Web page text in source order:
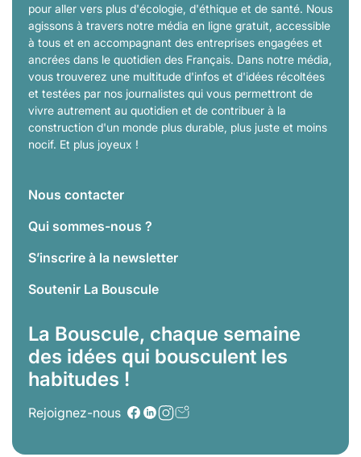
pour aller vers plus d'écologie, d'éthique et de santé. Nous
agissons à travers notre média en ligne gratuit, accessible
à tous et en accompagnant des entreprises engagées et
ancrées dans le quotidien des Français. Dans notre média,
vous trouverez une multitude d'infos et d'idées récoltées
et testées par nos journalistes qui vous permettront de
vivre autrement au quotidien et de contribuer à la
construction d'un monde plus durable, plus juste et moins
nocif. Et plus joyeux !
Nous contacter
Qui sommes-nous ?
S’inscrire à la newsletter
Soutenir La Bouscule
La Bouscule, chaque semaine
des idées qui bousculent les
habitudes !
Rejoignez-nous